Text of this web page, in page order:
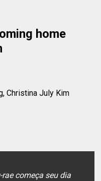
home
Christina July Kim
começa seu dia